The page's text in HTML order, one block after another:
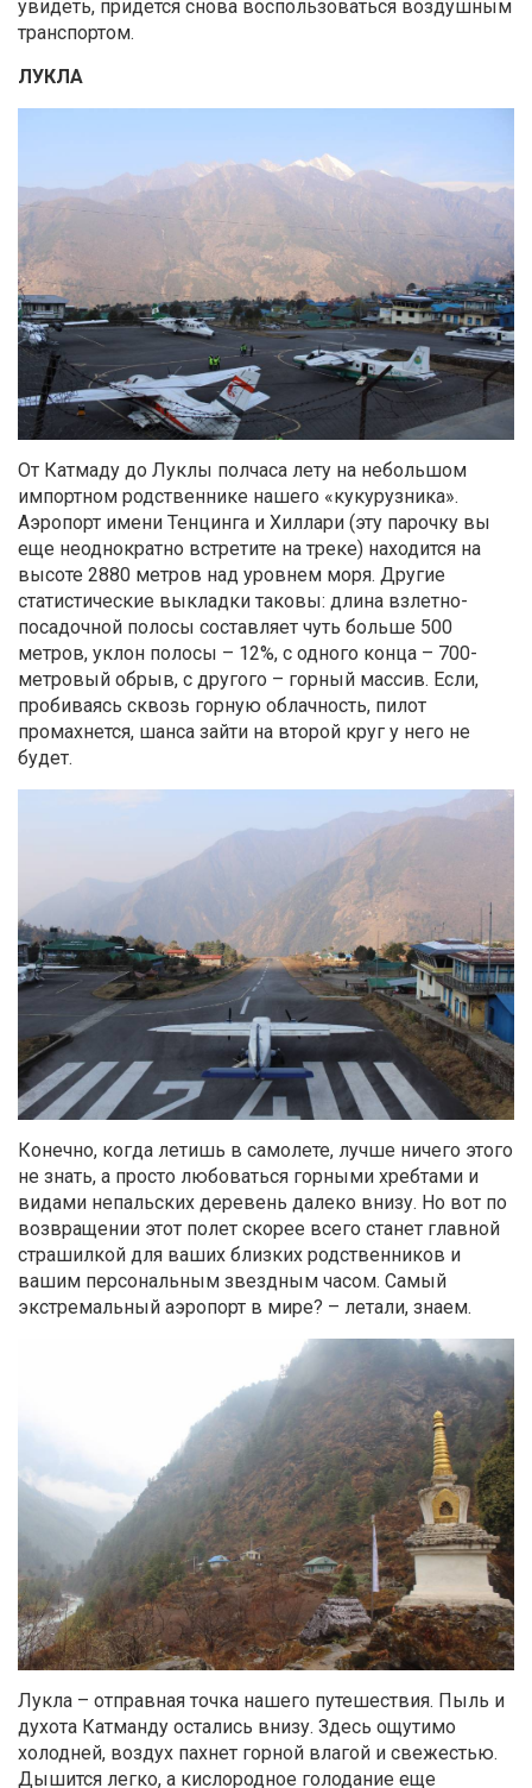
увидеть, придется снова воспользоваться воздушным
транспортом.
ЛУКЛА
От Катмаду до Луклы полчаса лету на небольшом
импортном родственнике нашего «кукурузника».
Аэропорт имени Тенцинга и Хиллари (эту парочку вы
еще неоднократно встретите на треке) находится на
высоте 2880 метров над уровнем моря. Другие
статистические выкладки таковы: длина взлетно-
посадочной полосы составляет чуть больше 500
метров, уклон полосы – 12%, с одного конца – 700-
метровый обрыв, с другого – горный массив. Если,
пробиваясь сквозь горную облачность, пилот
промахнется, шанса зайти на второй круг у него не
будет.
Конечно, когда летишь в самолете, лучше ничего этого
не знать, а просто любоваться горными хребтами и
видами непальских деревень далеко внизу. Но вот по
возвращении этот полет скорее всего станет главной
страшилкой для ваших близких родственников и
вашим персональным звездным часом. Самый
экстремальный аэропорт в мире? – летали, знаем.
Лукла – отправная точка нашего путешествия. Пыль и
духота Катманду остались внизу. Здесь ощутимо
холодней, воздух пахнет горной влагой и свежестью.
Дышится легко, а кислородное голодание еще